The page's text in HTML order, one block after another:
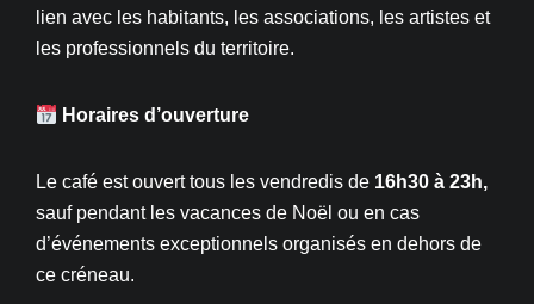
lien avec les habitants, les associations, les artistes et
les professionnels du territoire.
Horaires d’ouverture
Le café est ouvert tous les vendredis de 16h30 à 23h,
sauf pendant les vacances de Noël ou en cas
d’événements exceptionnels organisés en dehors de
ce créneau.